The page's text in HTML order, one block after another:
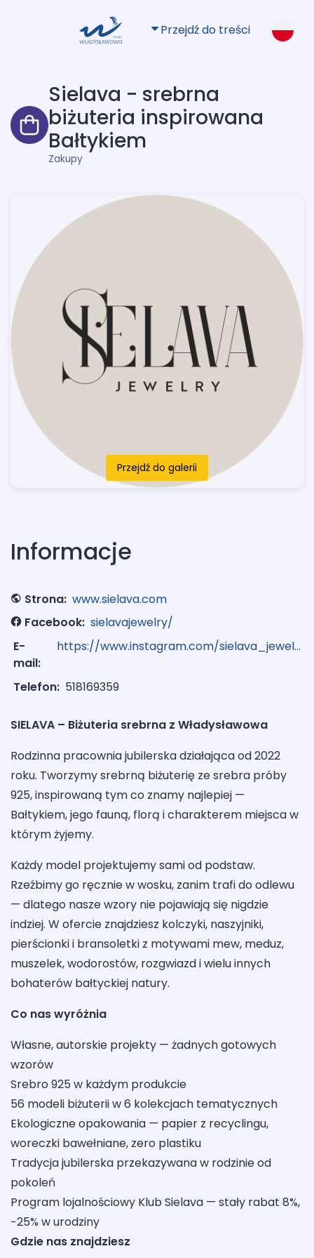
Przejdź do treści
Sielava - srebrna
biżuteria inspirowana
Bałtykiem
Zakupy
Przejdź do galerii
Informacje
Strona: www.sielava.com
Facebook: sielavajewelry/
E-
mail:
https://www.instagram.com/sielava_jewelry/
Telefon: 518169359
SIELAVA – Biżuteria srebrna z Władysławowa
Rodzinna pracownia jubilerska działająca od 2022
roku. Tworzymy srebrną biżuterię ze srebra próby
925, inspirowaną tym co znamy najlepiej —
Bałtykiem, jego fauną, florą i charakterem miejsca w
którym żyjemy.
Każdy model projektujemy sami od podstaw.
Rzeźbimy go ręcznie w wosku, zanim trafi do odlewu
— dlatego nasze wzory nie pojawiają się nigdzie
indziej. W ofercie znajdziesz kolczyki, naszyjniki,
pierścionki i bransoletki z motywami mew, meduz,
muszelek, wodorostów, rozgwiazd i wielu innych
bohaterów bałtyckiej natury.
Co nas wyróżnia
Własne, autorskie projekty — żadnych gotowych
wzorów
Srebro 925 w każdym produkcie
56 modeli biżuterii w 6 kolekcjach tematycznych
Ekologiczne opakowania — papier z recyclingu,
woreczki bawełniane, zero plastiku
Tradycja jubilerska przekazywana w rodzinie od
pokoleń
Program lojalnościowy Klub Sielava — stały rabat 8%,
−25% w urodziny
Gdzie nas znajdziesz